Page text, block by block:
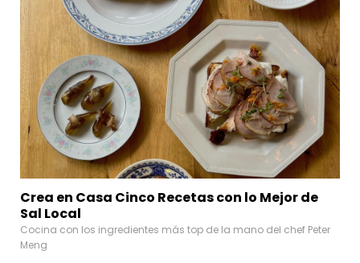
Crea en Casa Cinco Recetas con lo Mejor de
Sal Local
Cocina con los ingredientes más top de la mano del chef Peter
Meng